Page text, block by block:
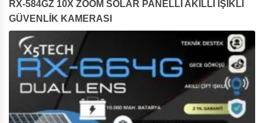
RX-584GZ 10X ZOOM SOLAR PANELLİ AKILLI IŞIKLI
GÜVENLİK KAMERASI